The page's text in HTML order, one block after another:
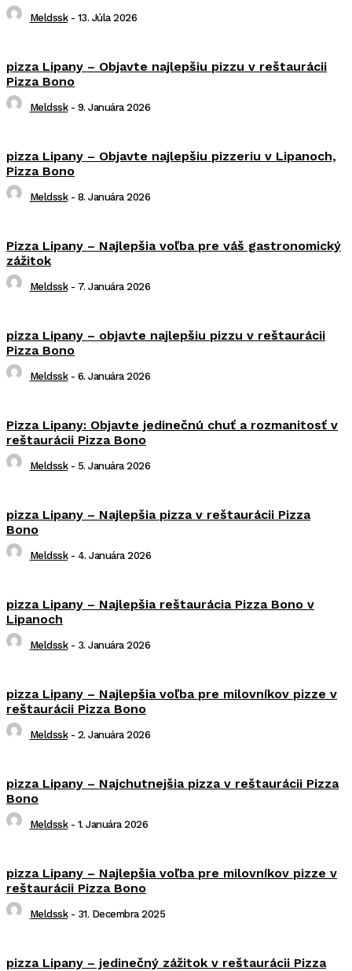
Meldssk - 13. Júla 2026
pizza Lipany – Objavte najlepšiu pizzu v reštaurácii
Pizza Bono
Meldssk - 9. Januára 2026
pizza Lipany – Objavte najlepšiu pizzeriu v Lipanoch,
Pizza Bono
Meldssk - 8. Januára 2026
Pizza Lipany – Najlepšia voľba pre váš gastronomický
zážitok
Meldssk - 7. Januára 2026
pizza Lipany – objavte najlepšiu pizzu v reštaurácii
Pizza Bono
Meldssk - 6. Januára 2026
Pizza Lipany: Objavte jedinečnú chuť a rozmanitosť v
reštaurácii Pizza Bono
Meldssk - 5. Januára 2026
pizza Lipany – Najlepšia pizza v reštaurácii Pizza
Bono
Meldssk - 4. Januára 2026
pizza Lipany – Najlepšia reštaurácia Pizza Bono v
Lipanoch
Meldssk - 3. Januára 2026
pizza Lipany – Najlepšia voľba pre milovníkov pizze v
reštaurácii Pizza Bono
Meldssk - 2. Januára 2026
pizza Lipany – Najchutnejšia pizza v reštaurácii Pizza
Bono
Meldssk - 1. Januára 2026
pizza Lipany – Najlepšia voľba pre milovníkov pizze v
reštaurácii Pizza Bono
Meldssk - 31. Decembra 2025
pizza Lipany – jedinečný zážitok v reštaurácii Pizza